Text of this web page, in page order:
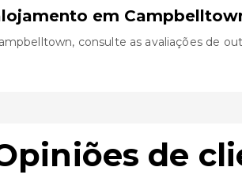
em
consulte as avaliações de
de